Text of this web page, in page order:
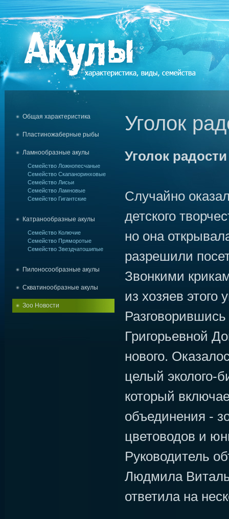
Общая характеристика
Пластиножаберные рыбы
Ламнообразные акулы
Семейство Ложнопесчаные
Семейство Скапаноринховые
Семейство Лисьи
Семейство Ламновые
Семейство Гигантские
Катранообразные акулы
Семейство Колючие
Семейство Пряморотые
Семейство Звездчатошипые
Пилоносообразные акулы
Скватинообразные акулы
Зоо Новости
Уголок
Уголок радости
Случайно
детского
но она
разрешили
Звонкими
из хозяев этого
Григорьевной
нового.
целый эколого-
который
объединения -
цветоводов и
Руководитель
Людмила
ответила на